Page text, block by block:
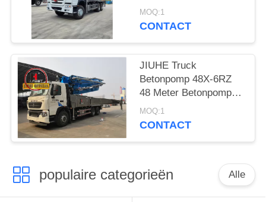
Hydraulische Beton
Pomp Truck
MOQ:1
CONTACT
JIUHE Truck
Betonpomp 48X-6RZ
48 Meter Betonpomp
Truck Cement Pump
Machine
MOQ:1
CONTACT
populaire categorieën Alle